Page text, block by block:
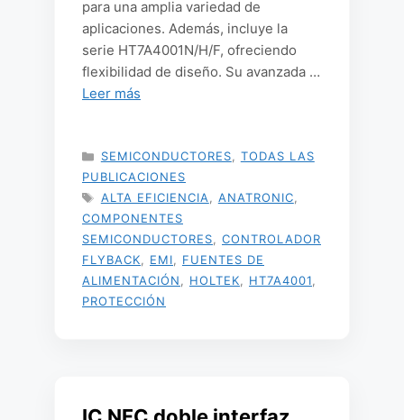
para una amplia variedad de
aplicaciones. Además, incluye la
serie HT7A4001N/H/F, ofreciendo
flexibilidad de diseño. Su avanzada …
Leer más
CATEGORÍAS
SEMICONDUCTORES
TODAS LAS
PUBLICACIONES
ETIQUETAS
ALTA EFICIENCIA ANATRONIC
COMPONENTES
SEMICONDUCTORES
CONTROLADOR
FLYBACK
EMI
FUENTES DE
ALIMENTACIÓN
HOLTEK HT7A4001
PROTECCIÓN